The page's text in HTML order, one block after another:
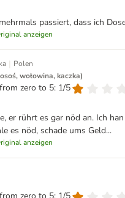
passiert, dass ich
anzeigen
| Polen
wołowina, kaczka)
zero to 5: 1/5
er rührt es gar nöd an. Ich
es nöd, schade ums Geld...
anzeigen
zero to 5: 1/5